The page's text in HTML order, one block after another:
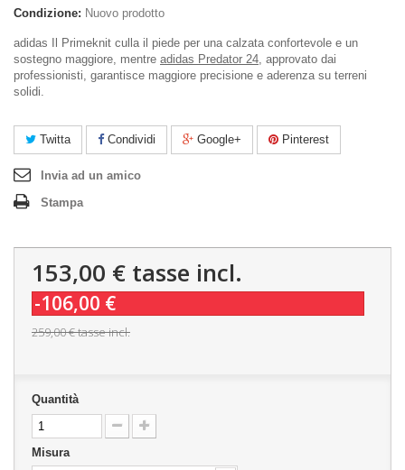
Condizione: Nuovo prodotto
adidas Il Primeknit culla il piede per una calzata confortevole e un
sostegno maggiore, mentre adidas Predator 24, approvato dai
professionisti, garantisce maggiore precisione e aderenza su terreni
solidi.
Twitta Condividi Google+ Pinterest
Invia ad un amico
Stampa
153,00 € tasse incl.
-106,00 €
259,00 €tasse incl.
Quantità
Misura